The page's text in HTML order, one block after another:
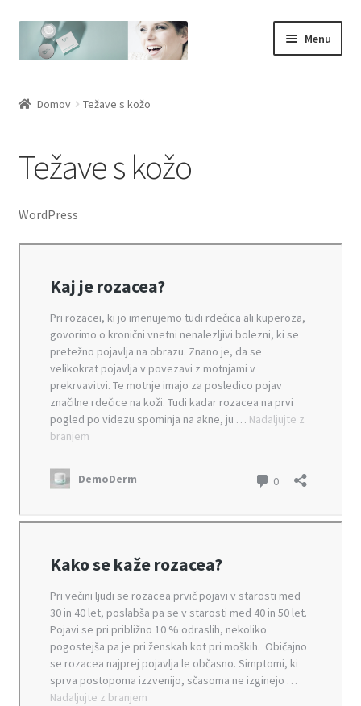
Skip
Skip
Menu
Center zasebnosti
Članki
Izbris podatkov
Komu je namenjena krema DemoDerm?
Košarica
Moj račun
Napake pri uporabi
Nečista koža
Novosti v zvezi z izdelkom
Omejitev odgovornosti
Domov Težave s kožo
Težave s kožo
WordPress